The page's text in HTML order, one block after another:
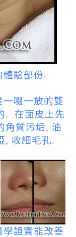
體驗部份.
啜一放的雙
. 在面皮上先
角質污垢, 油
, 收細毛孔.
證實能改善